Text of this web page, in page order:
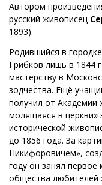
Автором
русский живописец
1893).
Родившийся в
Грибков лишь в 1844
мастерству в
зодчества. Ещё
получил от Академии
молящаяся в церкви»
исторической
до 1856 года. За
Никифоровичем»,
году он занял первое
общества любителей